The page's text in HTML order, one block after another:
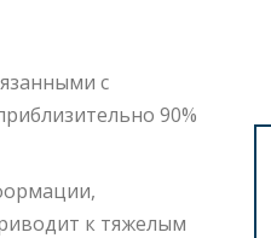
с
90%
к тяжелым